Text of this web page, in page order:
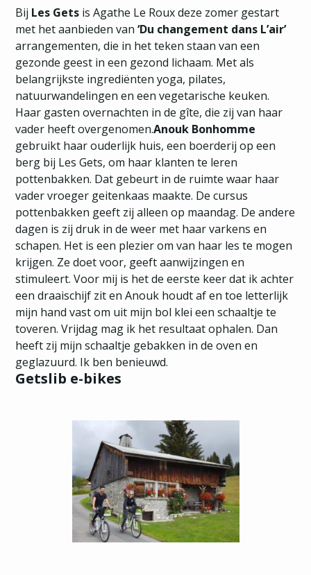
Bij Les Gets is Agathe Le Roux deze zomer gestart
met het aanbieden van‘Du changement dans L’air’
arrangementen, die in het teken staan van een
gezonde geest in een gezond lichaam. Met als
belangrijkste ingrediënten yoga, pilates,
natuurwandelingen en een vegetarische keuken.
Haar gasten overnachten in de gîte, die zij van haar
vader heeft overgenomen.Anouk Bonhomme
gebruikt haar ouderlijk huis, een boerderij op een
berg bij Les Gets, om haar klanten te leren
pottenbakken. Dat gebeurt in de ruimte waar haar
vader vroeger geitenkaas maakte. De cursus
pottenbakken geeft zij alleen op maandag. De andere
dagen is zij druk in de weer met haar varkens en
schapen. Het is een plezier om van haar les te mogen
krijgen. Ze doet voor, geeft aanwijzingen en
stimuleert. Voor mij is het de eerste keer dat ik achter
een draaischijf zit en Anouk houdt af en toe letterlijk
mijn hand vast om uit mijn bol klei een schaaltje te
toveren. Vrijdag mag ik het resultaat ophalen. Dan
heeft zij mijn schaaltje gebakken in de oven en
geglazuurd. Ik ben benieuwd.
Getslib e-bikes